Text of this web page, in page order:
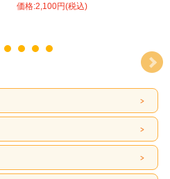
価格:2,100円(税込)